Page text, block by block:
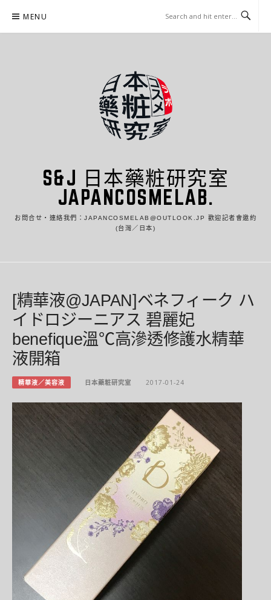
content
MENU
S&J 日本藥粧研究室
JAPANCOSMELAB.
お問合せ・連絡我們：JAPANCOSMELAB@OUTLOOK.JP 歡迎記者會邀約
(台灣／日本)
[精華液@JAPAN]ベネフィーク ハ
イドロジーニアス 碧麗妃
benefique溫℃高滲透修護水精華
液開箱
精華液／美容液 日本藥粧研究室 2017-01-24